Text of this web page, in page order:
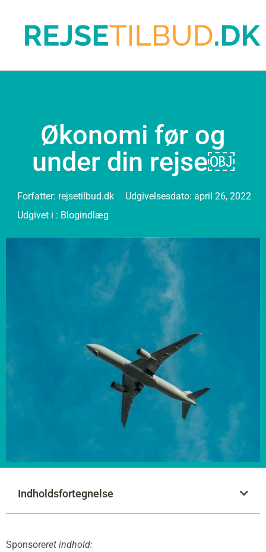
Økonomi før og
under din rejse￼
Forfatter: rejsetilbud.dk Udgivelsesdato: april 26, 2022
Udgivet i : Blogindlæg
Indholdsfortegnelse
Sponsoreret indhold: